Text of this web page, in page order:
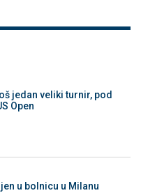
jedan veliki turnir, pod
Open
u bolnicu u Milanu